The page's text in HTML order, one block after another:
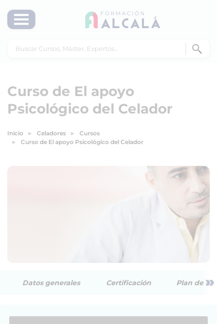
Curso de El apoyo
Psicológico del Celador
Inicio Celadores
Cursos
Curso de El apoyo Psicológico del Celador
Datos generales Certificación Plan de »